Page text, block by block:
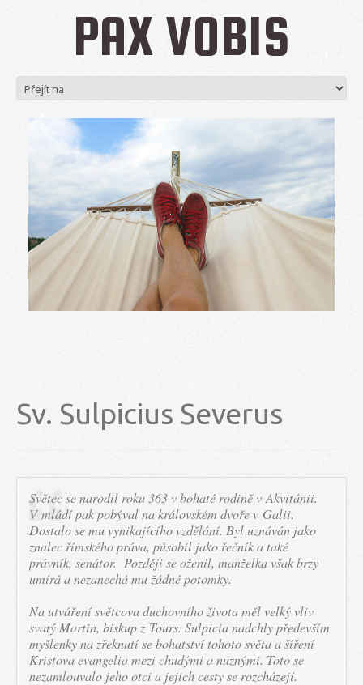
PAX VOBIS
Sv. Sulpicius Severus
Světec se narodil roku 363 v bohaté rodině v Akvitánii.
V mládí pak pobýval na královském dvoře v Galii.
Dostalo se mu vynikajícího vzdělání. Byl uznáván jako
znalec římského práva, působil jako řečník a také
právník, senátor. Později se oženil, manželka však brzy
umírá a nezanechá mu žádné potomky.
Na utváření světcova duchovního života měl velký vliv
svatý Martin, biskup z Tours. Sulpicia nadchly především
myšlenky na zřeknutí se bohatství tohoto světa a šíření
Kristova evangelia mezi chudými a nuznými. Toto se
nezamlouvalo jeho otci a jejich cesty se rozcházejí.